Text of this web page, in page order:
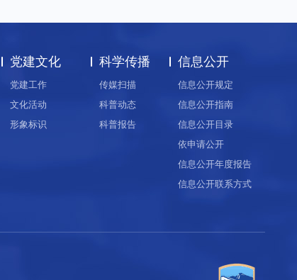
党建文化
党建工作
文化活动
形象标识
科学传播
传媒扫描
科普动态
科普报告
信息公开
信息公开规定
信息公开指南
信息公开目录
依申请公开
信息公开年度报告
信息公开联系方式